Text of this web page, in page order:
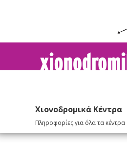
Χιονοδρομικά Κέντρα
Πληροφορίες για όλα τα κέντρα